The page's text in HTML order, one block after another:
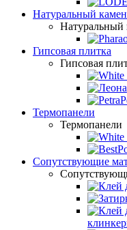
Натуральный
Натуральный
Гипсовая плитка
Гипсовая
Термопанели
Термопанели
Сопутствующие